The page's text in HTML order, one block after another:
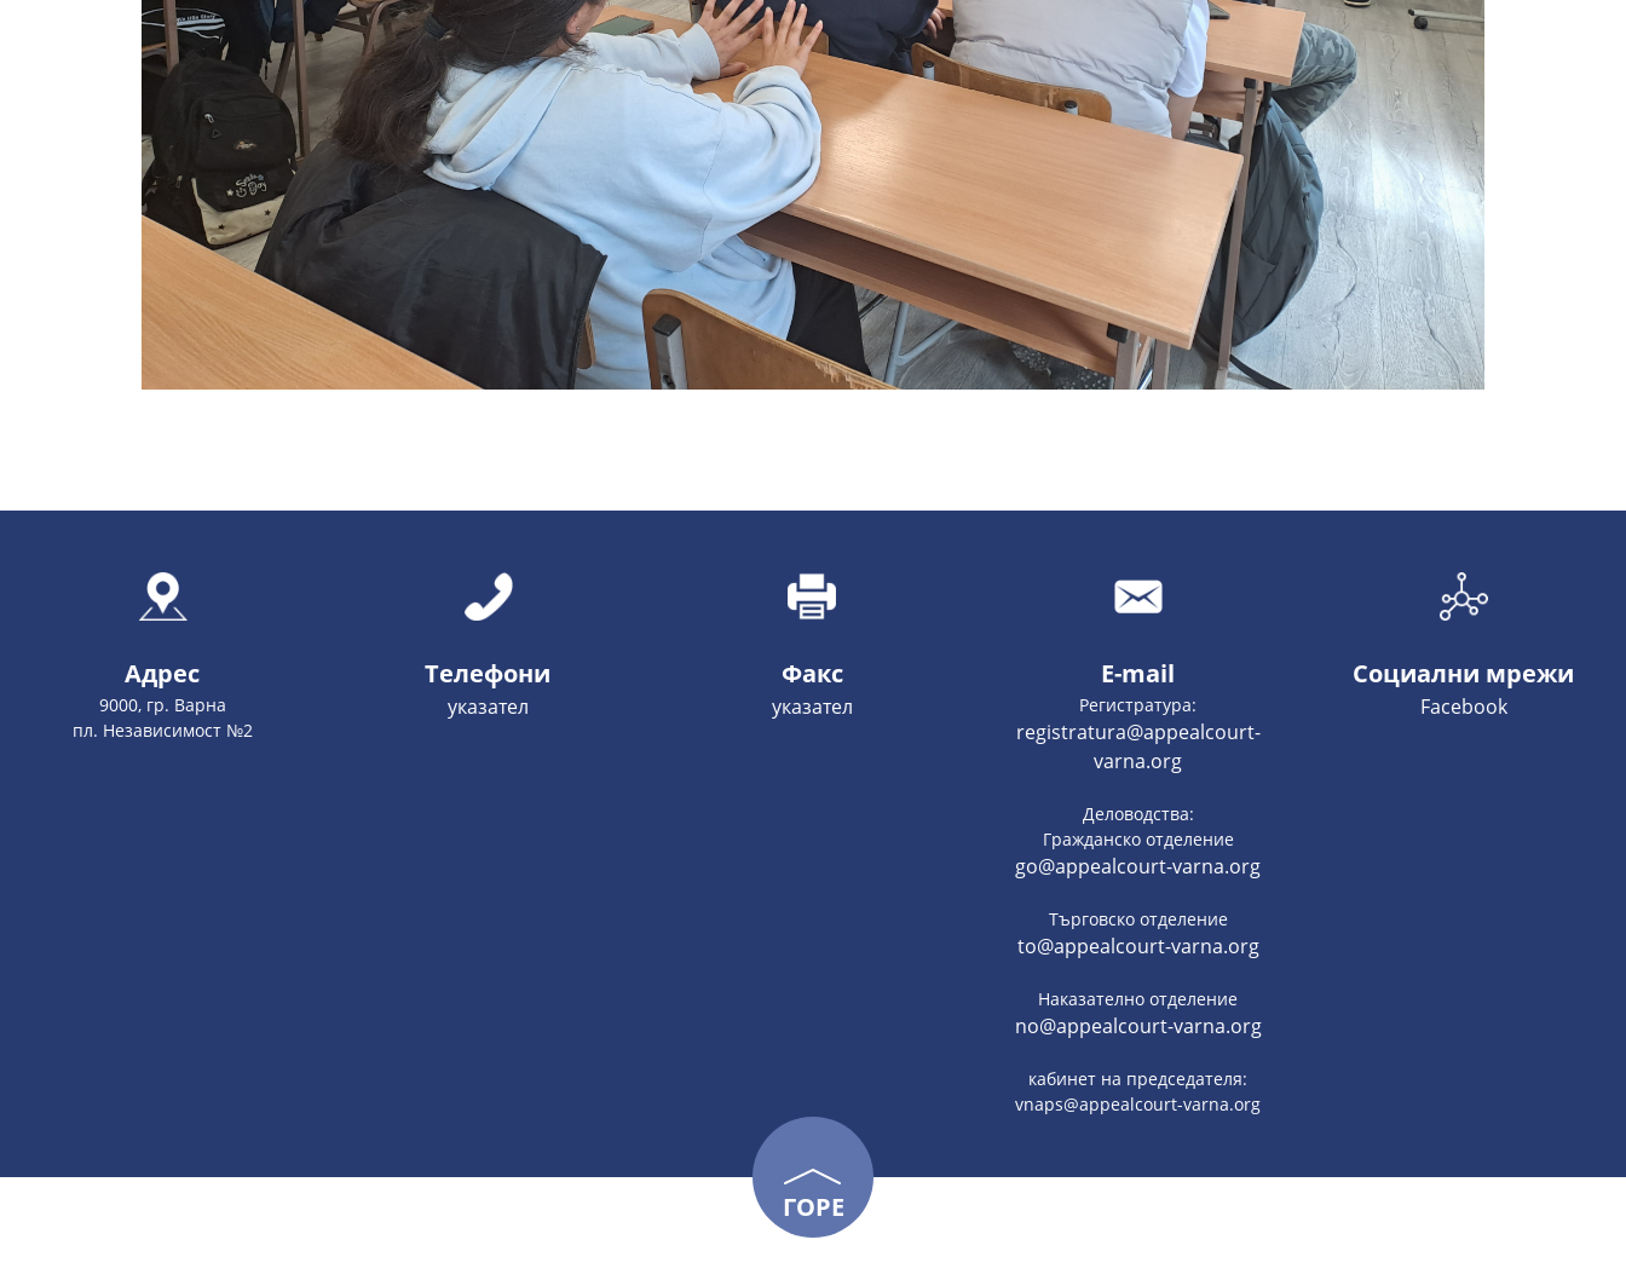
Адрес
9000, гр. Варна
пл. Независимост №2
Телефони
указател
Факс
указател
E-mail
Регистратура:
registratura@appealcourt-
varna.org
Деловодства:
Гражданско отделение
go@appealcourt-varna.org
Търговско отделение
to@appealcourt-varna.org
Наказателно отделение
no@appealcourt-varna.org
кабинет на председателя:
vnaps@appealcourt-varna.org
Социални мрежи
Facebook
ГОРЕ